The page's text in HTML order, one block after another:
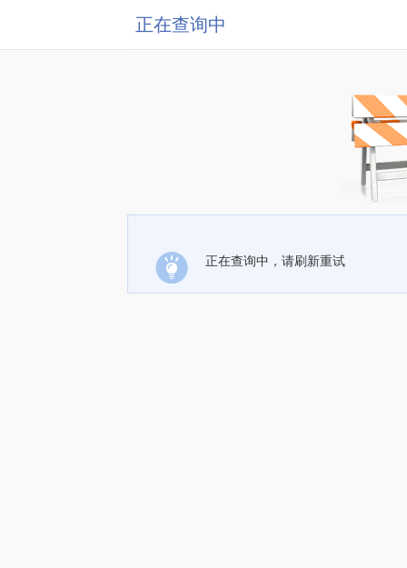
正在查询中
正在查询中，请刷新重试